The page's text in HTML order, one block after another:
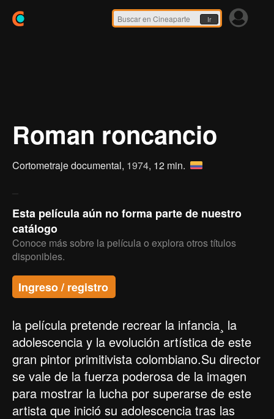
Ir
Roman roncancio
Cortometraje documental, 1974, 12 min.
Esta película aún no forma parte de nuestro
catálogo
Conoce más sobre la película o explora otros títulos
disponibles.
Ingreso / registro
la película pretende recrear la infancia¸ la
adolescencia y la evolución artística de este
gran pintor primitivista colombiano.Su director
se vale de la fuerza poderosa de la imagen
para mostrar la lucha por superarse de este
artista que inició su adolescencia tras las